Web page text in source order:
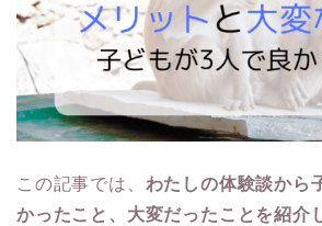
この記事では、 わたしの体験談から
かったこと、大変だったことを紹介